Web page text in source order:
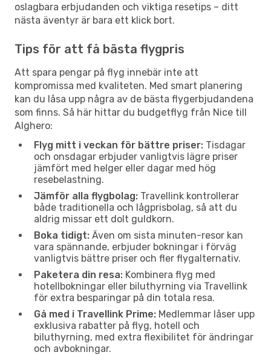
oslagbara erbjudanden och viktiga resetips – ditt
nästa äventyr är bara ett klick bort.
Tips för att få bästa flygpris
Att spara pengar på flyg innebär inte att
kompromissa med kvaliteten. Med smart planering
kan du låsa upp några av de bästa flygerbjudandena
som finns. Så här hittar du budgetflyg från Nice till
Alghero:
Flyg mitt i veckan för bättre priser: Tisdagar
och onsdagar erbjuder vanligtvis lägre priser
jämfört med helger eller dagar med hög
resebelastning.
Jämför alla flygbolag: Travellink kontrollerar
både traditionella och lågprisbolag, så att du
aldrig missar ett dolt guldkorn.
Boka tidigt: Även om sista minuten-resor kan
vara spännande, erbjuder bokningar i förväg
vanligtvis bättre priser och fler flygalternativ.
Paketera din resa: Kombinera flyg med
hotellbokningar eller biluthyrning via Travellink
för extra besparingar på din totala resa.
Gå med i Travellink Prime: Medlemmar låser upp
exklusiva rabatter på flyg, hotell och
biluthyrning, med extra flexibilitet för ändringar
och avbokningar.